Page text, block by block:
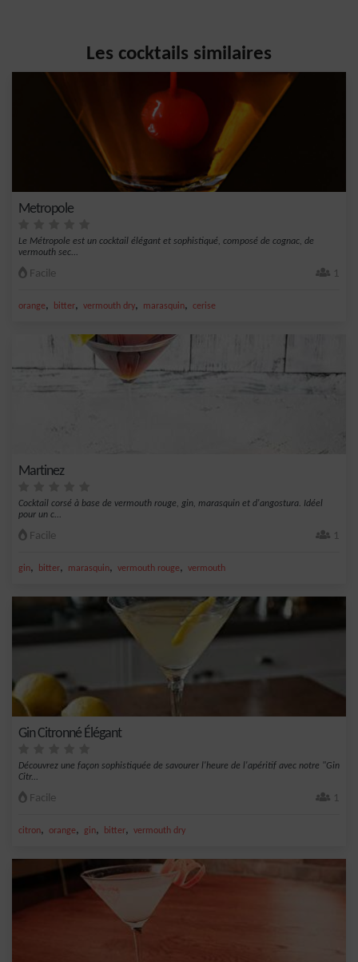
Les cocktails similaires
Metropole
Le Métropole est un cocktail élégant et sophistiqué, composé de cognac, de
vermouth sec...
Facile 1
orange, bitter, vermouth dry, marasquin, cerise
Martinez
Cocktail corsé à base de vermouth rouge, gin, marasquin et d'angostura. Idéel
pour un c...
Facile 1
gin, bitter, marasquin, vermouth rouge, vermouth
Gin Citronné Élégant
Découvrez une façon sophistiquée de savourer l'heure de l'apéritif avec notre "Gin
Citr...
Facile 1
citron, orange, gin, bitter, vermouth dry